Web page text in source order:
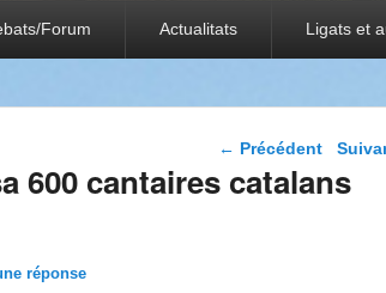
Forum Actualitats Ligats et
Navigation
← Précédent
600 cantaires catalans
réponse